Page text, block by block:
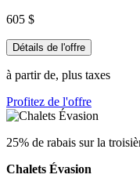
605 $
Détails de l'offre
à partir de, plus taxes
Profitez de l'offre
25% de rabais sur la
Chalets Évasion